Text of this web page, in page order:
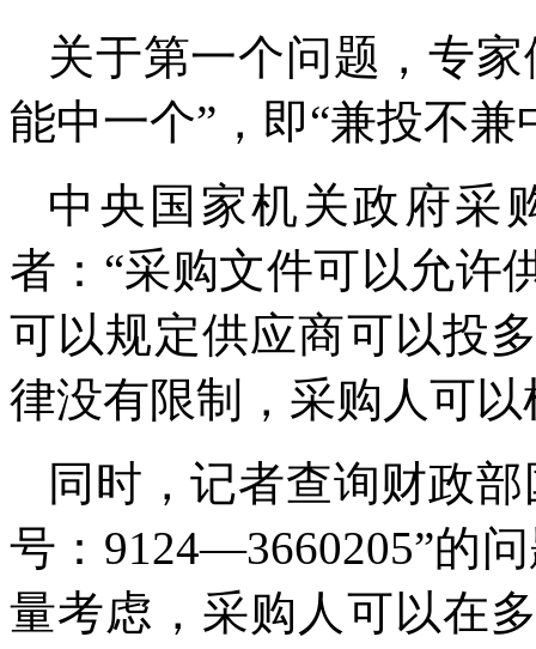
关于第一个问题，专
能中一个”，即“兼投不兼
中央国家机关政府采
者：“采购文件可以允许
可以规定供应商可以投
律没有限制，采购人可
同时，记者查询财政
号：9124—3660205”的
量考虑，采购人可以在